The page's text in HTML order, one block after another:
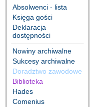
Absolwenci - lista
Księga gości
Deklaracja
dostępności
Nowiny archiwalne
Sukcesy archiwalne
Doradztwo zawodowe
Biblioteka
Hades
Comenius